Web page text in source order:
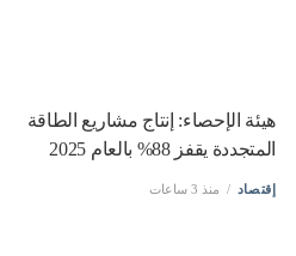
هيئة الإحصاء: إنتاج مشاريع الطاقة
المتجددة يقفز 88% بالعام 2025
إقتصاد منذ 3 ساعات